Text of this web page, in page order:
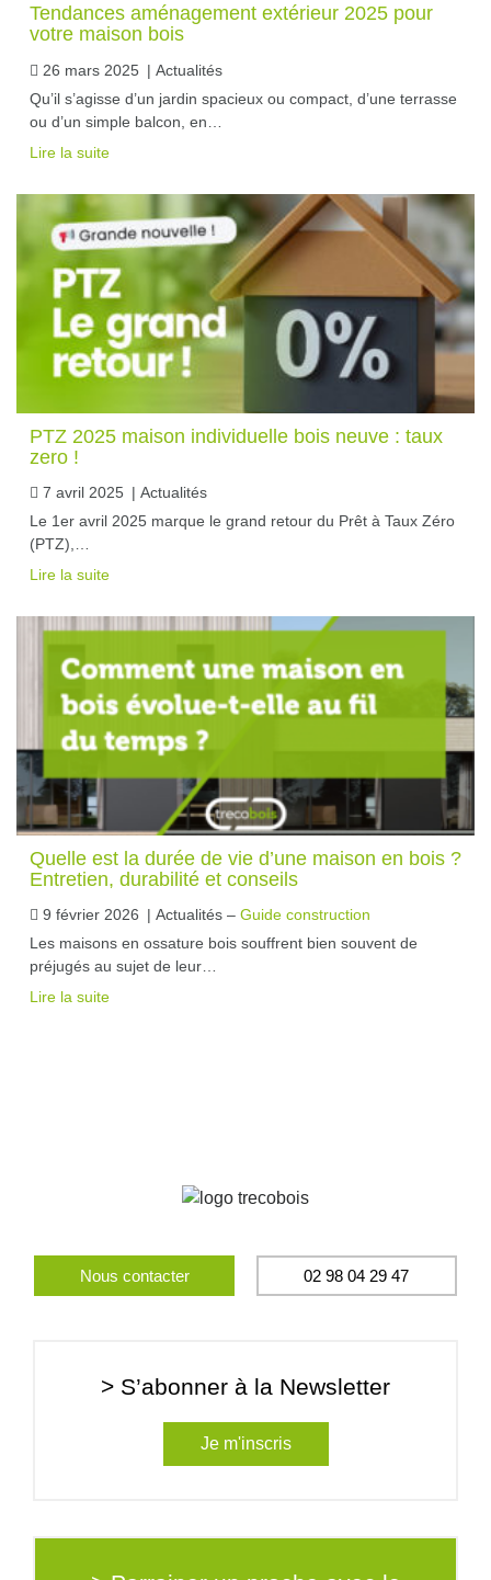
Tendances aménagement extérieur 2025 pour
votre maison bois
26 mars 2025 | Actualités
Qu’il s’agisse d’un jardin spacieux ou compact, d’une terrasse
ou d’un simple balcon, en…
Lire la suite
PTZ 2025 maison individuelle bois neuve : taux
zero !
7 avril 2025 | Actualités
Le 1er avril 2025 marque le grand retour du Prêt à Taux Zéro
(PTZ),…
Lire la suite
Quelle est la durée de vie d’une maison en bois ?
Entretien, durabilité et conseils
9 février 2026 | Actualités – Guide construction
Les maisons en ossature bois souffrent bien souvent de
préjugés au sujet de leur…
Lire la suite
Nous contacter 02 98 04 29 47
> S’abonner à la Newsletter
Je m'inscris